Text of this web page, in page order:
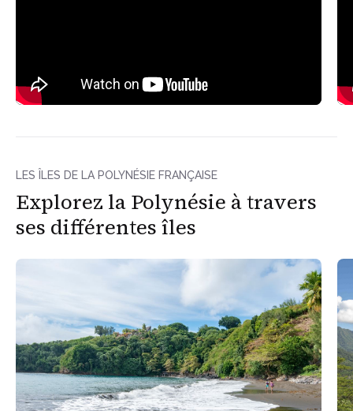
LES ÎLES DE LA POLYNÉSIE FRANÇAISE
Explorez la Polynésie à travers
ses différentes îles